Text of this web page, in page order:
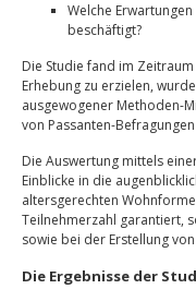
Welche
beschäftigt?
Die Studie fand im
Erhebung zu erzielen,
ausgewogener Methoden-
von Passanten-
Die Auswertung mittels
Einblicke in die
altersgerechten
Teilnehmerzahl garantiert,
sowie bei der Erstellung
Die Ergebnisse der